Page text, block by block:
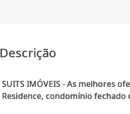
Descrição
SUITS IMÓVEIS - As melhores
Residence, condomínio